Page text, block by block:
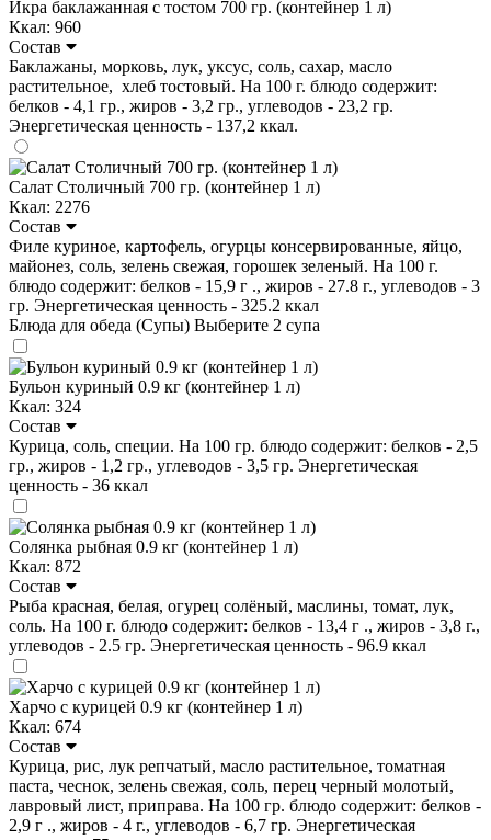
Икра баклажанная с тостом 700 гр. (контейнер 1 л)
Ккал: 960
Состав
Баклажаны, морковь, лук, уксус, соль, сахар, масло
растительное, хлеб тостовый. На 100 г. блюдо содержит:
белков - 4,1 гр., жиров - 3,2 гр., углеводов - 23,2 гр.
Энергетическая ценность - 137,2 ккал.
Салат Столичный 700 гр. (контейнер 1 л)
Ккал: 2276
Состав
Филе куриное, картофель, огурцы консервированные, яйцо,
майонез, соль, зелень свежая, горошек зеленый. На 100 г.
блюдо содержит: белков - 15,9 г ., жиров - 27.8 г., углеводов - 3
гр. Энергетическая ценность - 325.2 ккал
Блюда для обеда (Супы) Выберите 2 супа
Бульон куриный 0.9 кг (контейнер 1 л)
Ккал: 324
Состав
Курица, соль, специи. На 100 гр. блюдо содержит: белков - 2,5
гр., жиров - 1,2 гр., углеводов - 3,5 гр. Энергетическая
ценность - 36 ккал
Солянка рыбная 0.9 кг (контейнер 1 л)
Ккал: 872
Состав
Рыба красная, белая, огурец солёный, маслины, томат, лук,
соль. На 100 г. блюдо содержит: белков - 13,4 г ., жиров - 3,8 г.,
углеводов - 2.5 гр. Энергетическая ценность - 96.9 ккал
Харчо с курицей 0.9 кг (контейнер 1 л)
Ккал: 674
Состав
Курица, рис, лук репчатый, масло растительное, томатная
паста, чеснок, зелень свежая, соль, перец черный молотый,
лавровый лист, приправа. На 100 гр. блюдо содержит: белков -
2,9 г ., жиров - 4 г., углеводов - 6,7 гр. Энергетическая